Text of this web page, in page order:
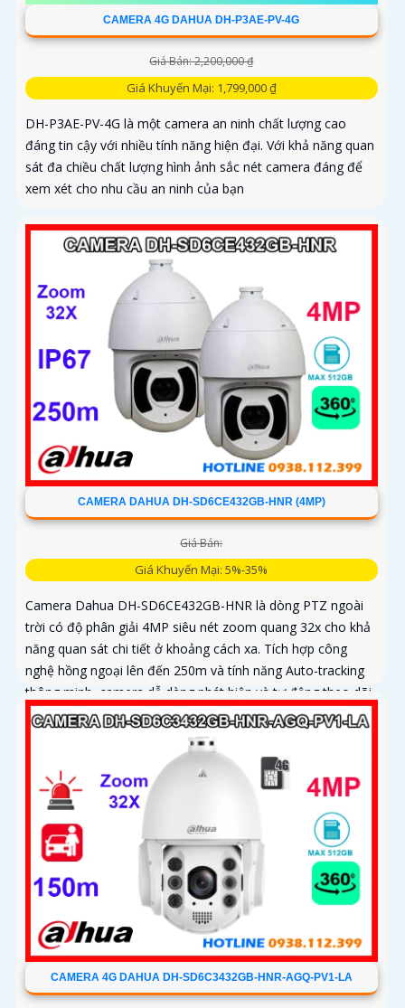
CAMERA 4G DAHUA DH-P3AE-PV-4G
Giá Bán: 2,200,000 ₫
Giá Khuyến Mại: 1,799,000 ₫
DH-P3AE-PV-4G là một camera an ninh chất lượng cao
đáng tin cậy với nhiều tính năng hiện đại. Với khả năng quan
sát đa chiều chất lượng hình ảnh sắc nét camera đáng để
xem xét cho nhu cầu an ninh của bạn
CAMERA DAHUA DH-SD6CE432GB-HNR (4MP)
Giá Bán:
Giá Khuyến Mại: 5%-35%
Camera Dahua DH-SD6CE432GB-HNR là dòng PTZ ngoài
trời có độ phân giải 4MP siêu nét zoom quang 32x cho khả
năng quan sát chi tiết ở khoảng cách xa. Tích hợp công
nghệ hồng ngoại lên đến 250m và tính năng Auto-tracking
thông minh, camera dễ dàng phát hiện và tự động theo dõi
mục tiêu chuyển động
CAMERA 4G DAHUA DH-SD6C3432GB-HNR-AGQ-PV1-LA